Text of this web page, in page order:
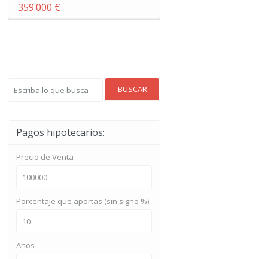
359.000 €
BUSCAR
Pagos hipotecarios:
Precio de Venta
Porcentaje que aportas (sin signo %)
Años